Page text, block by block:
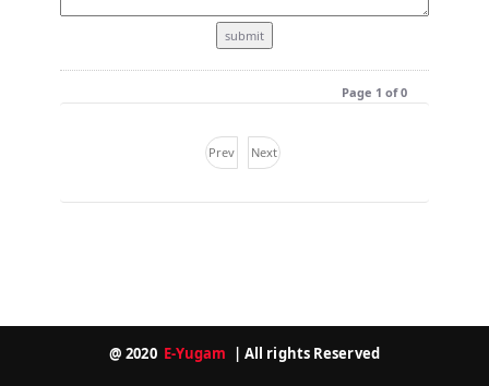
Page 1 of 0
Prev Next
@ 2020 E-Yugam | All rights Reserved